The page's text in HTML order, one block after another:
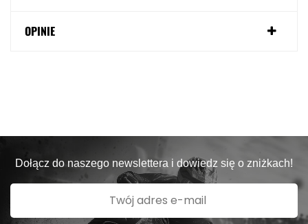
OPINIE
Dołącz do naszego newslettera i dowiedz się o zniżkach!